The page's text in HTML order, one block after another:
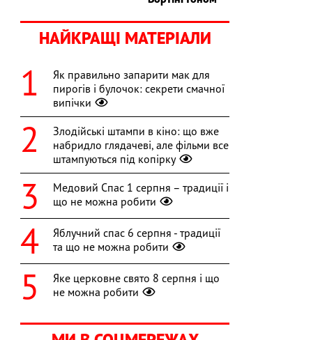
НАЙКРАЩІ МАТЕРІАЛИ
Як правильно запарити мак для
пирогів і булочок: секрети смачної
випічки
Злодійські штампи в кіно: що вже
набридло глядачеві, але фільми все
штампуються під копірку
Медовий Спас 1 серпня – традиції і
що не можна робити
Яблучний спас 6 серпня - традиції
та що не можна робити
Яке церковне свято 8 серпня і що
не можна робити